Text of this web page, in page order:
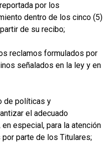
por los
dentro de los cinco (5)
de su recibo;
reclamos formulados por
señalados en la ley y en
de políticas y
el adecuado
especial, para la atención
parte de los Titulares;